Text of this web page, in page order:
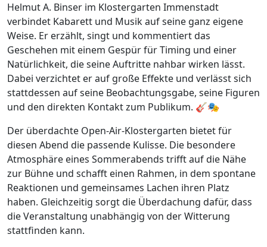
Helmut A. Binser im Klostergarten Immenstadt
verbindet Kabarett und Musik auf seine ganz eigene
Weise. Er erzählt, singt und kommentiert das
Geschehen mit einem Gespür für Timing und einer
Natürlichkeit, die seine Auftritte nahbar wirken lässt.
Dabei verzichtet er auf große Effekte und verlässt sich
stattdessen auf seine Beobachtungsgabe, seine Figuren
und den direkten Kontakt zum Publikum. 🎸🎭
Der überdachte Open-Air-Klostergarten bietet für
diesen Abend die passende Kulisse. Die besondere
Atmosphäre eines Sommerabends trifft auf die Nähe
zur Bühne und schafft einen Rahmen, in dem spontane
Reaktionen und gemeinsames Lachen ihren Platz
haben. Gleichzeitig sorgt die Überdachung dafür, dass
die Veranstaltung unabhängig von der Witterung
stattfinden kann.